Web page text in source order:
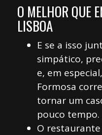
O MELHOR QUE
LISBOA
E se a isso
simpático,
e, em
Formosa
tornar um
pouco tempo.
O